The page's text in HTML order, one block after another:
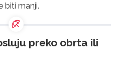
biti manji.
preko obrta ili